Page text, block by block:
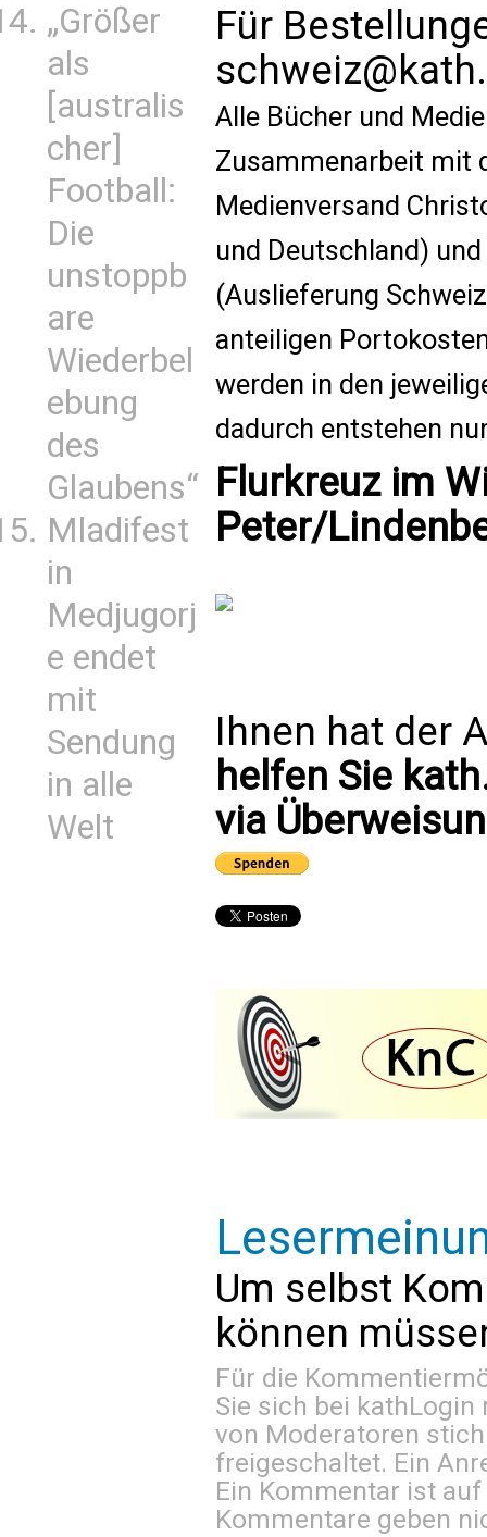
„Größer
als
[australis
cher]
Football:
Die
unstoppb
are
Wiederbel
ebung
des
Glaubens“
Mladifest
in
Medjugorj
e endet
mit
Sendung
in alle
Welt
Für
Alle Bücher und
Zusammenarbeit mit
Medienversand
und Deutschland)
(Auslieferung
anteiligen
werden in den
dadurch entstehen
Flurkreuz im
Peter/
Ihnen hat der
helfen Sie
via
Um selbst
können
Für die
Sie sich bei kathLogin
von Moderatoren
freigeschaltet. Ein
Ein Kommentar ist
Kommentare geben